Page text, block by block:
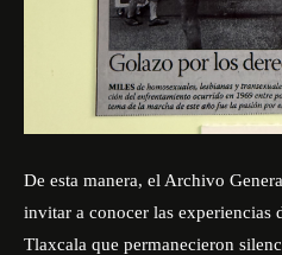
De esta manera, el Archivo
invitar a conocer las experiencias
Tlaxcala que permanecieron